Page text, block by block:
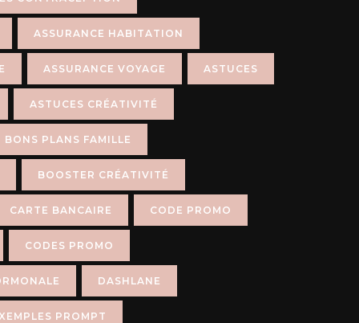
ASSURANCE HABITATION
ASSURANCE VOYAGE ASTUCES
ASTUCES CRÉATIVITÉ
BONS PLANS FAMILLE
BOOSTER CRÉATIVITÉ
CARTE BANCAIRE CODE PROMO
CODES PROMO
DASHLANE
PROMPT